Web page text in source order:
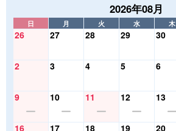
2026年08月
日 月 火 水 木
26 27 28 29 30
2 3 4 5 6
9 10 11 12 13
16 17 18 19 20